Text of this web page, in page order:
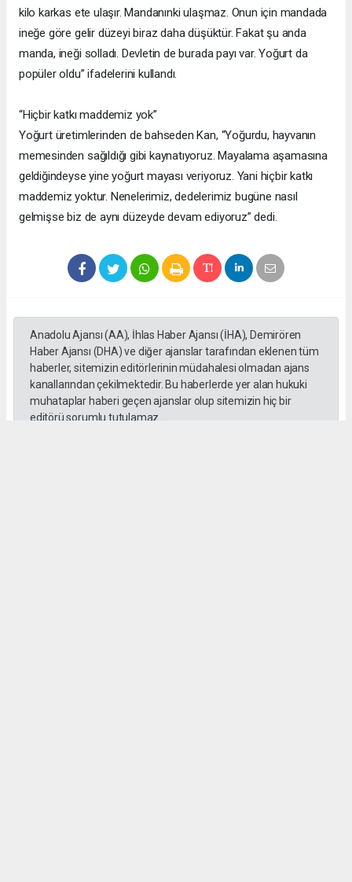
kilo karkas ete ulaşır. Mandanınki ulaşmaz. Onun için mandada
ineğe göre gelir düzeyi biraz daha düşüktür. Fakat şu anda
manda, ineği solladı. Devletin de burada payı var. Yoğurt da
popüler oldu” ifadelerini kullandı.
“Hiçbir katkı maddemiz yok”
Yoğurt üretimlerinden de bahseden Kan, “Yoğurdu, hayvanın
memesinden sağıldığı gibi kaynatıyoruz. Mayalama aşamasına
geldiğindeyse yine yoğurt mayası veriyoruz. Yani hiçbir katkı
maddemiz yoktur. Nenelerimiz, dedelerimiz bugüne nasıl
gelmişse biz de aynı düzeyde devam ediyoruz” dedi.
Anadolu Ajansı (AA), İhlas Haber Ajansı (İHA), Demirören
Haber Ajansı (DHA) ve diğer ajanslar tarafından eklenen tüm
haberler, sitemizin editörlerinin müdahalesi olmadan ajans
kanallarından çekilmektedir. Bu haberlerde yer alan hukuki
muhataplar haberi geçen ajanslar olup sitemizin hiç bir
editörü sorumlu tutulamaz...